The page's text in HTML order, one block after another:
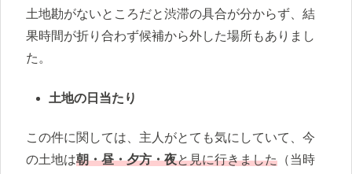
土地勘がないところだと渋滞の具合が分からず、結
果時間が折り合わず候補から外した場所もありまし
た。
土地の日当たり
この件に関しては、主人がとても気にしていて、今
の土地は朝・昼・夕方・夜と見に行きました （当時